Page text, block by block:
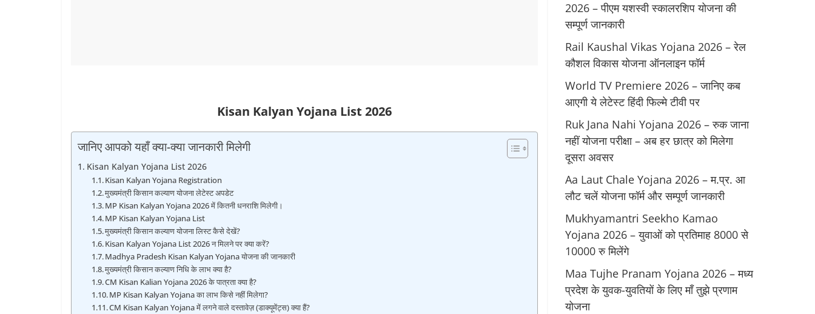
Kisan Kalyan Yojana List 2026
जानिए आपको यहाँ क्या-क्या जानकारी मिलेगी
Kisan Kalyan Yojana List 2026
Kisan Kalyan Yojana Registration
मुख्यमंत्री किसान कल्याण योजना लेटेस्ट अपडेट
MP Kisan Kalyan Yojana 2026 में कितनी धनराशि मिलेगी।
MP Kisan Kalyan Yojana List
मुख्यमंत्री किसान कल्याण योजना लिस्ट कैसे देखें?
Kisan Kalyan Yojana List 2026 न मिलने पर क्या करें?
Madhya Pradesh Kisan Kalyan Yojana योजना की जानकारी
मुख्यमंत्री किसान कल्याण निधि के लाभ क्या है?
CM Kisan Kalian Yojana 2026 के पात्रता क्या है?
MP Kisan Kalyan Yojana का लाभ किसे नहीं मिलेगा?
CM Kisan Kalyan Yojana में लगने वाले दस्तावेज़ (डाक्यूमेंट्स) क्या हैं?
2026 – पीएम यशस्वी स्कालरशिप योजना की
सम्पूर्ण जानकारी
Rail Kaushal Vikas Yojana 2026 – रेल
कौशल विकास योजना ऑनलाइन फॉर्म
World TV Premiere 2026 – जानिए कब
आएगी ये लेटेस्ट हिंदी फिल्मे टीवी पर
Ruk Jana Nahi Yojana 2026 – रुक जाना
नहीं योजना परीक्षा – अब हर छात्र को मिलेगा
दूसरा अवसर
Aa Laut Chale Yojana 2026 – म.प्र. आ
लौट चलें योजना फॉर्म और सम्पूर्ण जानकारी
Mukhyamantri Seekho Kamao
Yojana 2026 – युवाओं को प्रतिमाह 8000 से
10000 रु मिलेंगे
Maa Tujhe Pranam Yojana 2026 – मध्य
प्रदेश के युवक-युवतियों के लिए मॉं तुझे प्रणाम
योजना